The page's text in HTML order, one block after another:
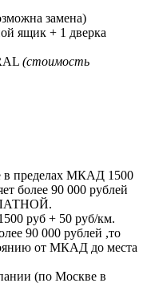
замена)
ящик + 1 дверка
(стоимость
в пределах МКАД 1500
более 90 000 рублей
руб + 50 руб/км.
90 000 рублей ,то
от МКАД до места
(по Москве в